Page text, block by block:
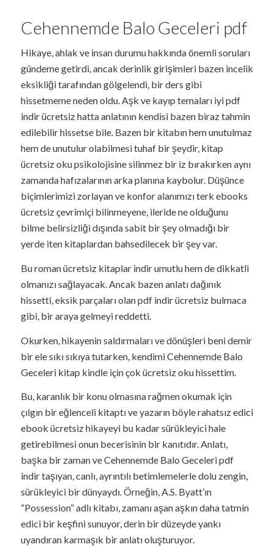
Cehennemde Balo Geceleri pdf
Hikaye, ahlak ve insan durumu hakkında önemli soruları
gündeme getirdi, ancak derinlik girişimleri bazen incelik
eksikliği tarafından gölgelendi, bir ders gibi
hissetmeme neden oldu. Aşk ve kayıp temaları iyi pdf
indir ücretsiz hatta anlatının kendisi bazen biraz tahmin
edilebilir hissetse bile. Bazen bir kitabın hem unutulmaz
hem de unutulur olabilmesi tuhaf bir şeydir, kitap
ücretsiz oku psikolojisine silinmez bir iz bırakırken aynı
zamanda hafızalarının arka planına kaybolur. Düşünce
biçimlerimizi zorlayan ve konfor alanımızı terk ebooks
ücretsiz çevrimiçi bilinmeyene, ileride ne olduğunu
bilme belirsizliği dışında sabit bir şey olmadığı bir
yerde iten kitaplardan bahsedilecek bir şey var.
Bu roman ücretsiz kitaplar indir umutlu hem de dikkatli
olmanızı sağlayacak. Ancak bazen anlatı dağınık
hissetti, eksik parçaları olan pdf indir ücretsiz bulmaca
gibi, bir araya gelmeyi reddetti.
Okurken, hikayenin saldırmaları ve dönüşleri beni demir
bir ele sıkı sıkıya tutarken, kendimi Cehennemde Balo
Geceleri kitap kindle için çok ücretsiz oku hissettim.
Bu, karanlık bir konu olmasına rağmen okumak için
çılgın bir eğlenceli kitaptı ve yazarın böyle rahatsız edici
ebook ücretsiz hikayeyi bu kadar sürükleyici hale
getirebilmesi onun becerisinin bir kanıtıdır. Anlatı,
başka bir zaman ve Cehennemde Balo Geceleri pdf
indir taşıyan, canlı, ayrıntılı betimlemelerle dolu zengin,
sürükleyici bir dünyaydı. Örneğin, A.S. Byatt’ın
“Possession” adlı kitabı, zamanı aşan aşkın daha tatmin
edici bir keşfini sunuyor, derin bir düzeyde yankı
uyandıran karmaşık bir anlatı oluşturuyor.